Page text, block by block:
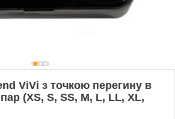
ViVi з точкою перегину в
(XS, S, SS, M, L, LL, XL,